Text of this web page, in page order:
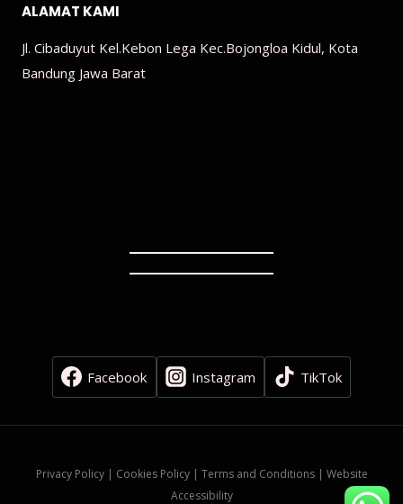
ALAMAT KAMI
Jl. Cibaduyut Kel.Kebon Lega Kec.Bojongloa Kidul, Kota
Bandung Jawa Barat
Facebook Instagram TikTok
Privacy Policy | Cookies Policy | Terms and Conditions | Website
Accessibility